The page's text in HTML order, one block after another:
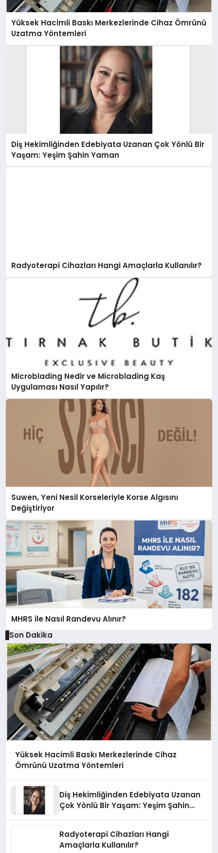
Yüksek Hacimli Baskı Merkezlerinde Cihaz Ömrünü
Uzatma Yöntemleri
Diş Hekimliğinden Edebiyata Uzanan Çok Yönlü Bir
Yaşam: Yeşim Şahin Yaman
Radyoterapi Cihazları Hangi Amaçlarla Kullanılır?
Microblading Nedir ve Microblading Kaş
Uygulaması Nasıl Yapılır?
Suwen, Yeni Nesil Korseleriyle Korse Algısını
Değiştiriyor
MHRS ile Nasıl Randevu Alınır?
Son Dakika
Yüksek Hacimli Baskı Merkezlerinde Cihaz
Ömrünü Uzatma Yöntemleri
Diş Hekimliğinden Edebiyata Uzanan
Çok Yönlü Bir Yaşam: Yeşim Şahin
Radyoterapi Cihazları Hangi
Amaçlarla Kullanılır?